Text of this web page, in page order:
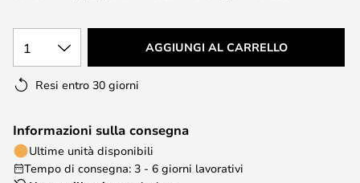
1 AGGIUNGI AL CARRELLO
Resi entro 30 giorni
Informazioni sulla consegna
Ultime unità disponibili
Tempo di consegna: 3 - 6 giorni lavorativi